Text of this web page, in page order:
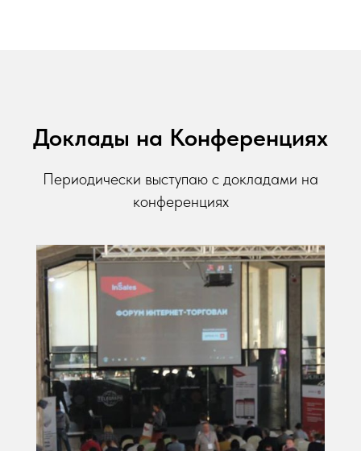
Доклады на Конференциях
Периодически выступаю с докладами на
конференциях